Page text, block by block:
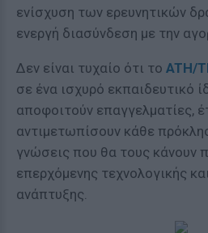
ενίσχυση των ερευνητικών
ενεργή διασύνδεση με την
Δεν είναι τυχαίο ότι το ATH/
σε ένα ισχυρό εκπαιδευτικό
αποφοιτούν επαγγελματίες,
αντιμετωπίσουν κάθε
γνώσεις που θα τους κάνουν
επερχόμενης τεχνολογικής
ανάπτυξης.